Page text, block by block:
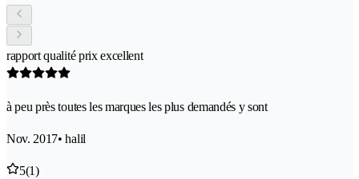
rapport qualité prix excellent
à peu près toutes les marques les plus demandés y sont
Nov. 2017• halil
5(1)